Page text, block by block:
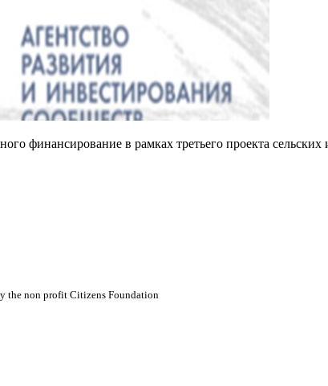
финансирование в рамках третьего проекта
the non profit Citizens Foundation